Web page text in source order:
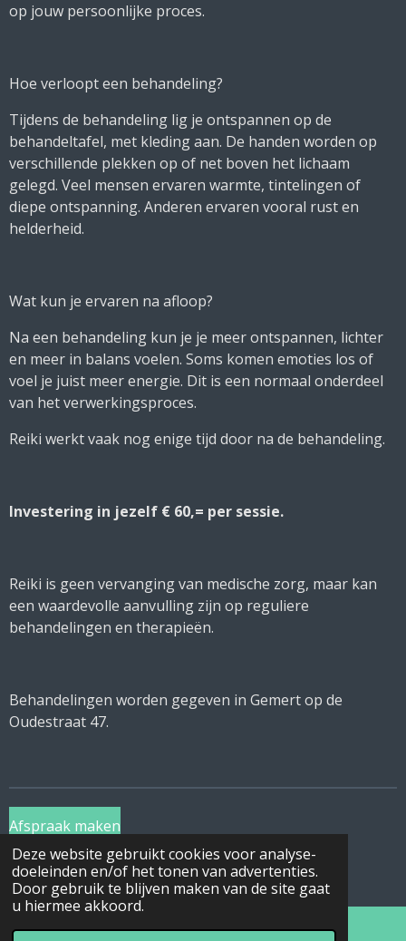
Deze website gebruikt cookies voor analyse-
doeleinden en/of het tonen van advertenties.
Door gebruik te blijven maken van de site gaat
u hiermee akkoord.
op jouw persoonlijke proces.
Hoe verloopt een behandeling?
Tijdens de behandeling lig je ontspannen op de
behandeltafel, met kleding aan. De handen worden op
verschillende plekken op of net boven het lichaam
gelegd. Veel mensen ervaren warmte, tintelingen of
diepe ontspanning. Anderen ervaren vooral rust en
helderheid.
Wat kun je ervaren na afloop?
Na een behandeling kun je je meer ontspannen, lichter
en meer in balans voelen. Soms komen emoties los of
voel je juist meer energie. Dit is een normaal onderdeel
van het verwerkingsproces.
Reiki werkt vaak nog enige tijd door na de behandeling.
Investering in jezelf € 60,= per sessie.
Reiki is geen vervanging van medische zorg, maar kan
een waardevolle aanvulling zijn op reguliere
behandelingen en therapieën.
Behandelingen worden gegeven in Gemert op de
Oudestraat 47.
Afspraak maken
© 2022 - 2026 Praktijk Sier
Powered byJouwWeb